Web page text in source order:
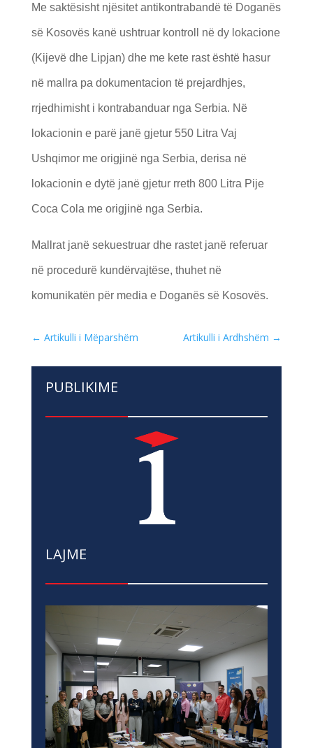
Me saktësisht njësitet antikontrabandë të Doganës
së Kosovës kanë ushtruar kontroll në dy lokacione
(Kijevë dhe Lipjan) dhe me kete rast është hasur
në mallra pa dokumentacion të prejardhjes,
rrjedhimisht i kontrabanduar nga Serbia. Në
lokacionin e parë janë gjetur 550 Litra Vaj
Ushqimor me origjinë nga Serbia, derisa në
lokacionin e dytë janë gjetur rreth 800 Litra Pije
Coca Cola me origjinë nga Serbia.
Mallrat janë sekuestruar dhe rastet janë referuar
në procedurë kundërvajtëse, thuhet në
komunikatën për media e Doganës së Kosovës.
← Artikulli i Mëparshëm Artikulli i Ardhshëm →
PUBLIKIME
LAJME